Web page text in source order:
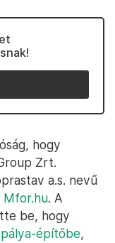
hogy
Zrt.
a.s. nevű
Mfor.hu. A
be, hogy
építőbe,